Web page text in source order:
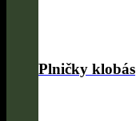
Plničky klobás